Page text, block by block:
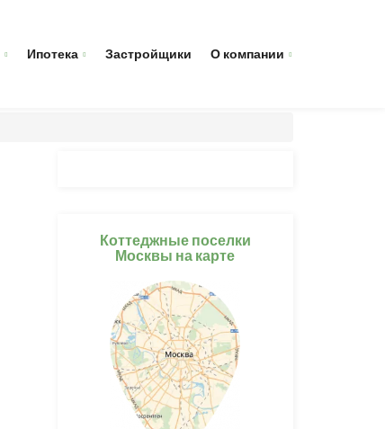
Ипотека Застройщики О компании
Коттеджные поселки
Москвы на карте